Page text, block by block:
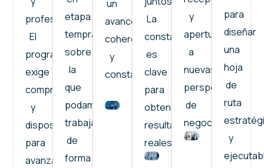
profesional.
El
programa
exige
compromiso
y
disposición
para
avanzar
etapa
temprana
sobre
la
que
podamos
trabajar
de
forma
un
avance
coherente
y
constante.
La
constancia
es
clave
para
obtener
resultados
reales.
y
apertura
a
nuevas
perspectivas
de
negocio.
para
diseñar
una
hoja
de
ruta
y